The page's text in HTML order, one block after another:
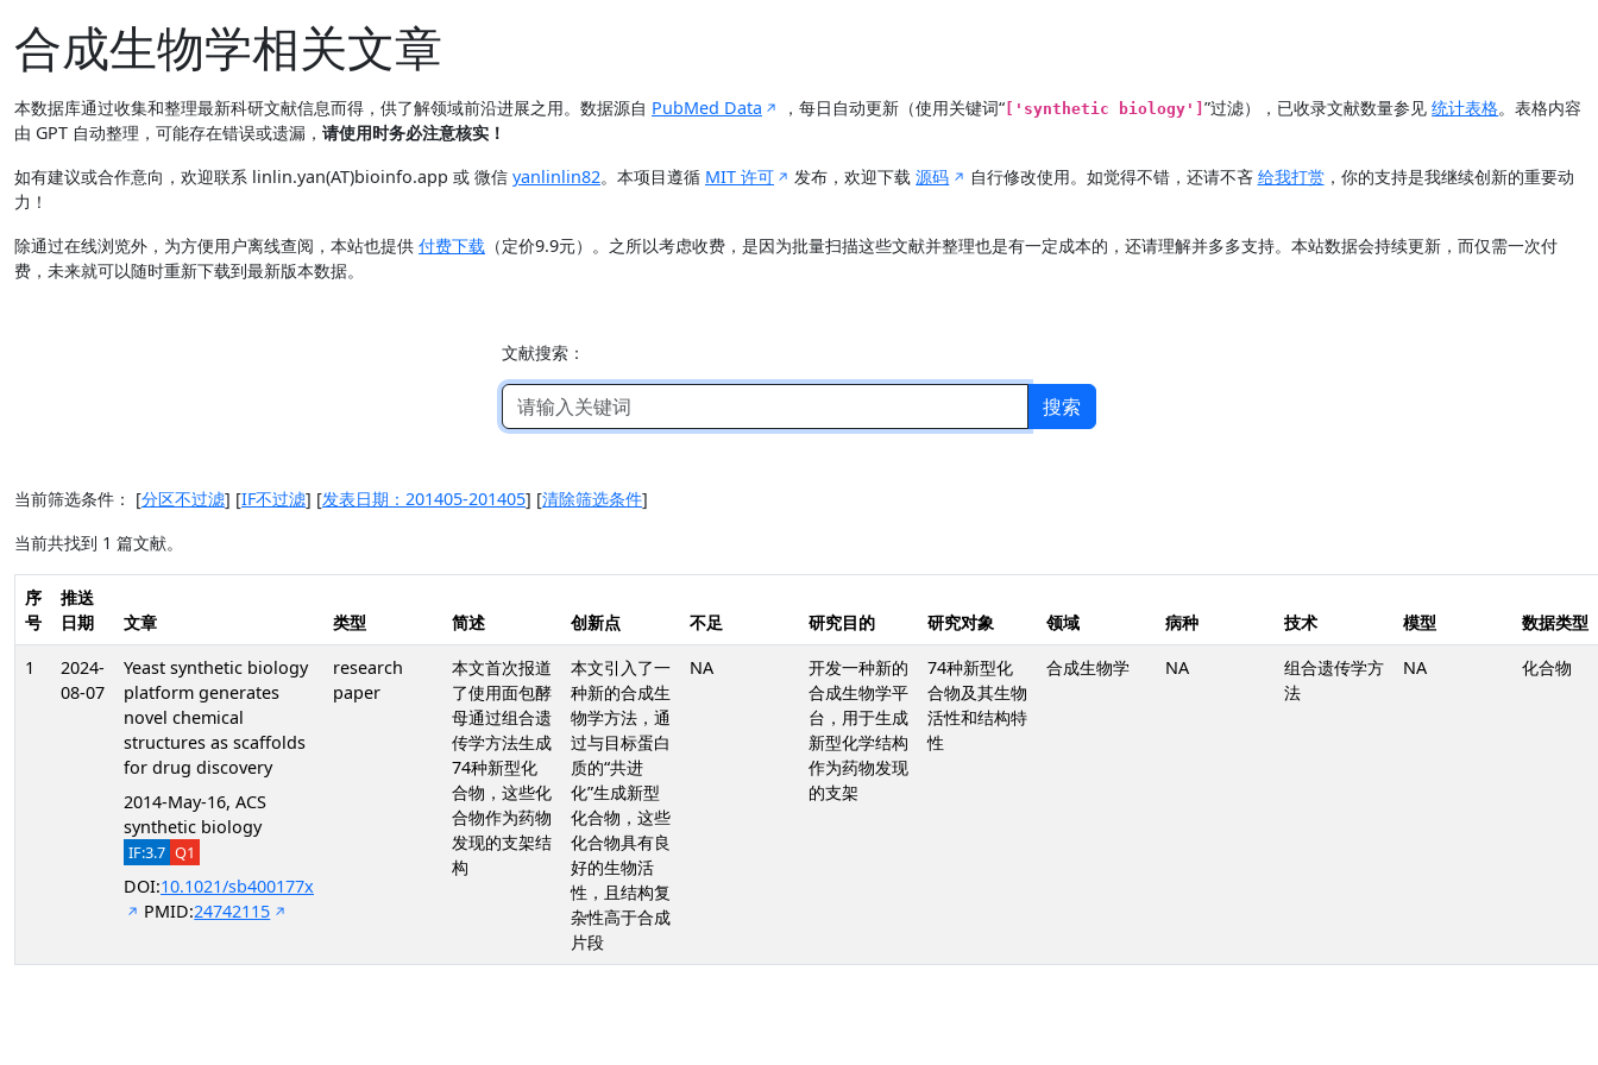
合成生物学相关文章
本数据库通过收集和整理最新科研文献信息而得，供了解领域前沿进展之用。数据源自 PubMed Data ，每日自动更新（使用关键词“ ['synthetic biology']”过滤），已收录文献数量参见统计表格。表格内容
由 GPT 自动整理，可能存在错误或遗漏， 请使用时务必注意核实！
如有建议或合作意向，欢迎联系 linlin.yan(AT)bioinfo.app 或 微信 yanlinlin82。本项目遵循 MIT 许可 发布，欢迎下载源码 自行修改使用。如觉得不错，还请不吝 给我打赏，你的支持是我继续创新的重要动
力！
除通过在线浏览外，为方便用户离线查阅，本站也提供 付费下载 （定价9.9元）。之所以考虑收费，是因为批量扫描这些文献并整理也是有一定成本的，还请理解并多多支持。本站数据会持续更新，而仅需一次付
费，未来就可以随时重新下载到最新版本数据。
文献搜索：
搜索
当前筛选条件： [分区不过滤] [IF不过滤] [发表日期：201405-201405] [清除筛选条件]
当前共找到 1 篇文献。
序
号
推送
日期
文章 类型 简述 创新点 不足 研究目的 研究对象 领域 病种 技术 模型
数据类型
1
2024-
08-07
Yeast synthetic biology
platform generates
novel chemical
structures as scaffolds
for drug discovery
2014-May-16, ACS
synthetic biology
IF:3.7 Q1
DOI:10.1021/sb400177x
PMID:24742115
research
paper
本文首次报道
了使用面包酵
母通过组合遗
传学方法生成
74种新型化
合物，这些化
合物作为药物
发现的支架结
构
本文引入了一
种新的合成生
物学方法，通
过与目标蛋白
质的“共进
化”生成新型
化合物，这些
化合物具有良
好的生物活
性，且结构复
杂性高于合成
片段
NA
开发一种新的
合成生物学平
台，用于生成
新型化学结构
作为药物发现
的支架
74种新型化
合物及其生物
活性和结构特
性
合成生物学 NA
组合遗传学方
法
NA 化合物